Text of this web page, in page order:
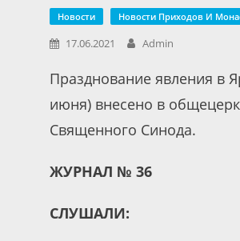
Новости Новости Приходов И
17.06.2021 Admin
Празднование явления в
июня) внесено в
Священного Синода.
ЖУРНАЛ № 36
СЛУШАЛИ: